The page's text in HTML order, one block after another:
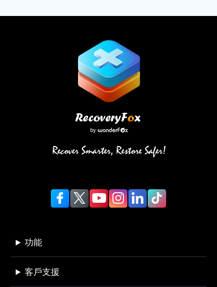
功能
客戶支援